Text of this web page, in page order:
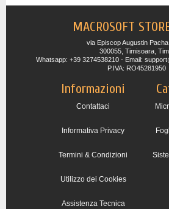
MACROSOFT
via Episcop Augustin
300055, Timisoara,
Whatsapp: +39 3274538210 - Email:
P.IVA: RO45281950
Informazioni
Contattaci
Informativa Privacy
Termini & Condizioni
Utilizzo dei Cookies
Assistenza Tecnica